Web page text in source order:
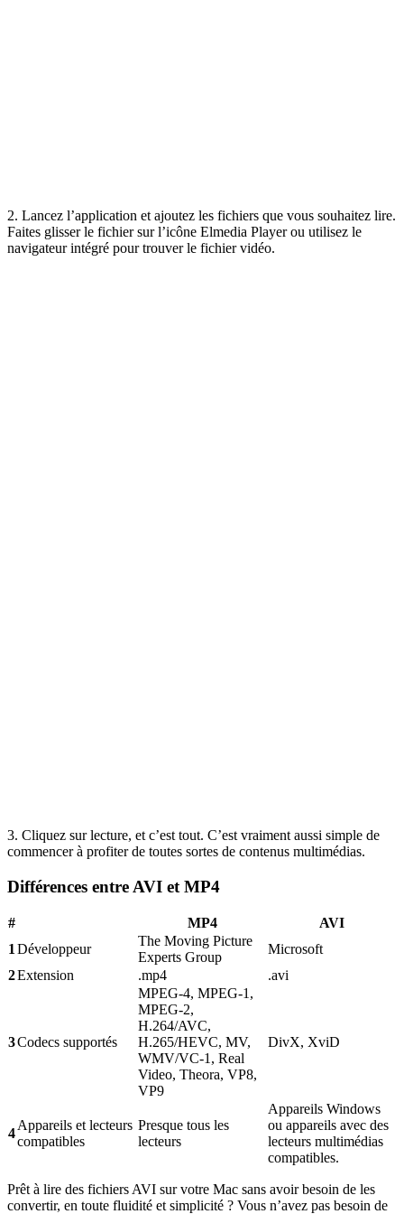
2. Lancez l’application et ajoutez les fichiers que vous souhaitez lire.
Faites glisser le fichier sur l’icône Elmedia Player ou utilisez le
navigateur intégré pour trouver le fichier vidéo.
3. Cliquez sur lecture, et c’est tout. C’est vraiment aussi simple de
commencer à profiter de toutes sortes de contenus multimédias.
Différences entre AVI et MP4
# MP4
AVI
1 Développeur
The Moving Picture
Experts Group
Microsoft
2Extension .mp4 .avi
3Codecs supportés
MPEG-4, MPEG-1,
MPEG-2,
H.264/AVC,
H.265/HEVC, MV,
WMV/VC-1, Real
Video, Theora, VP8,
VP9
DivX, XviD
4
Appareils et lecteurs
compatibles
Presque tous les
lecteurs
Appareils Windows
ou appareils avec des
lecteurs multimédias
compatibles.
Prêt à lire des fichiers AVI sur votre Mac sans avoir besoin de les
convertir, en toute fluidité et simplicité ? Vous n’avez pas besoin de